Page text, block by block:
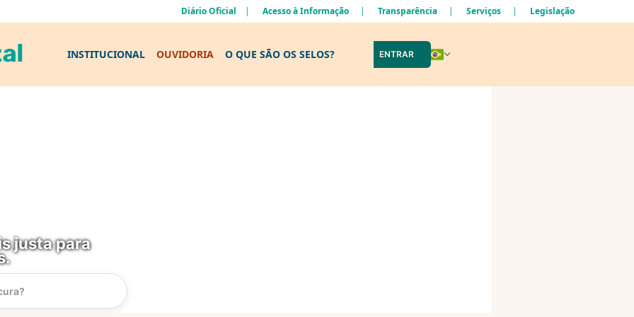
Diário Oficial Acesso à Informação Transparência Serviços
Legislação
INSTITUCIONAL OUVIDORIA O QUE SÃO OS SELOS? ENTRAR
justa para